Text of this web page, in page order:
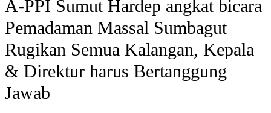
A-PPI Sumut Hardep angkat bicara
Pemadaman Massal Sumbagut
Rugikan Semua Kalangan, Kepala
& Direktur harus Bertanggung
Jawab